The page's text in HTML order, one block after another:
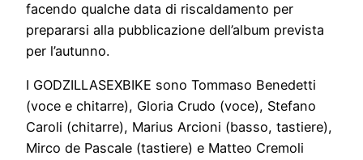
facendo qualche data di riscaldamento per
prepararsi alla pubblicazione dell’album prevista
per l’autunno.
I GODZILLASEXBIKE sono Tommaso Benedetti
(voce e chitarre), Gloria Crudo (voce), Stefano
Caroli (chitarre), Marius Arcioni (basso, tastiere),
Mirco de Pascale (tastiere) e Matteo Cremoli